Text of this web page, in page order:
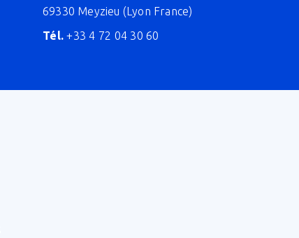
69330 Meyzieu (Lyon France)
Tél. +33 4 72 04 30 60